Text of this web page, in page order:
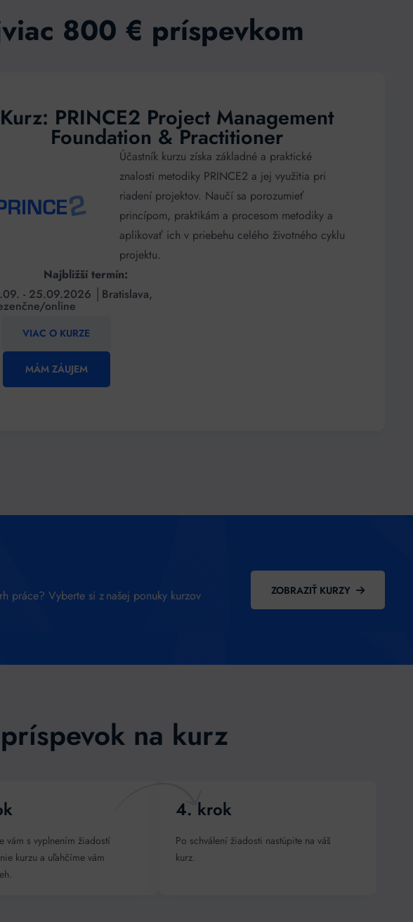
800 € príspevkom
Kurz: PRINCE2 Project Management
Foundation & Practitioner
Účastník kurzu získa základné a praktické
znalosti metodiky PRINCE2 a jej využitia pri
riadení projektov. Naučí sa porozumieť
princípom, praktikám a procesom metodiky a
aplikovať ich v priebehu celého životného cyklu
projektu.
Najbližší termín:
- 25.09.2026 │Bratislava,
online
VIAC O KURZE
MÁM ZÁUJEM
práce? Vyberte si z našej ponuky kurzov
ZOBRAZIŤ KURZY
na kurz
vám s vyplnením žiadostí
kurzu a uľahčíme vám
4. krok
Po schválení žiadosti nastúpite na váš
kurz.